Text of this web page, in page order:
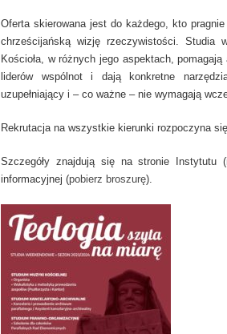
Oferta skierowana jest do każdego, kto
chrześcijańską wizję rzeczywistości. Studia
Kościoła, w różnych jego aspektach,
liderów wspólnot i dają konkretne
uzupełniający i – co ważne – nie wymagają
Rekrutacja na wszystkie kierunki rozpoczyna
Szczegóły znajdują się na stronie Instytutu (
informacyjnej (pobierz broszurę).